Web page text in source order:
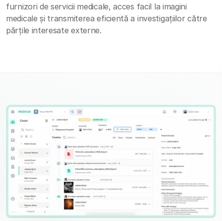
furnizori de servicii medicale, acces facil la imagini
medicale și transmiterea eficientă a investigațiilor către
părțile interesate externe.